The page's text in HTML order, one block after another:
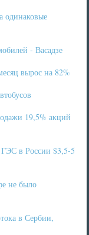
одинаковые
- Васадзе
вырос на 82%
19,5% акций
в России $3,5-5
не было
в Сербии,